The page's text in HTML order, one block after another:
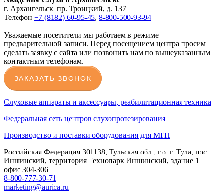
г. Архангельск, пр. Троицкий, д. 137
Телефон +7 (8182) 60-95-45, 8-800-500-93-94
Уважаемые посетители мы работаем в режиме
предварительной записи. Перед посещением центра просим
сделать заявку с сайта или позвонить нам по вышеуказанным
контактным телефонам.
ЗАКАЗАТЬ ЗВОНОК
Слуховые аппараты и аксессуары, реабилитационная техника
Федеральная сеть центров слухопротезирования
Производство и поставки оборудования для МГН
Российская Федерация 301138, Тульская обл., г.о. г. Тула, пос.
Иншинский, территория Технопарк Иншинский, здание 1,
офис 304-306
8-800-777-30-71
marketing@aurica.ru